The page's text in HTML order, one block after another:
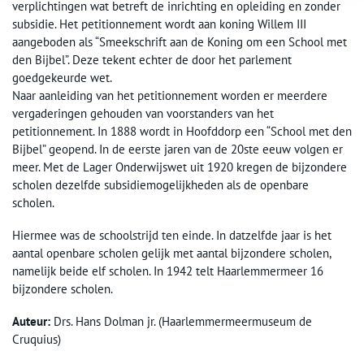
verplichtingen wat betreft de inrichting en opleiding en zonder
subsidie. Het petitionnement wordt aan koning Willem III
aangeboden als “Smeekschrift aan de Koning om een School met
den Bijbel”. Deze tekent echter de door het parlement
goedgekeurde wet.
Naar aanleiding van het petitionnement worden er meerdere
vergaderingen gehouden van voorstanders van het
petitionnement. In 1888 wordt in Hoofddorp een “School met den
Bijbel” geopend. In de eerste jaren van de 20ste eeuw volgen er
meer. Met de Lager Onderwijswet uit 1920 kregen de bijzondere
scholen dezelfde subsidiemogelijkheden als de openbare
scholen.
Hiermee was de schoolstrijd ten einde. In datzelfde jaar is het
aantal openbare scholen gelijk met aantal bijzondere scholen,
namelijk beide elf scholen. In 1942 telt Haarlemmermeer 16
bijzondere scholen.
Auteur: Drs. Hans Dolman jr. (Haarlemmermeermuseum de
Cruquius)